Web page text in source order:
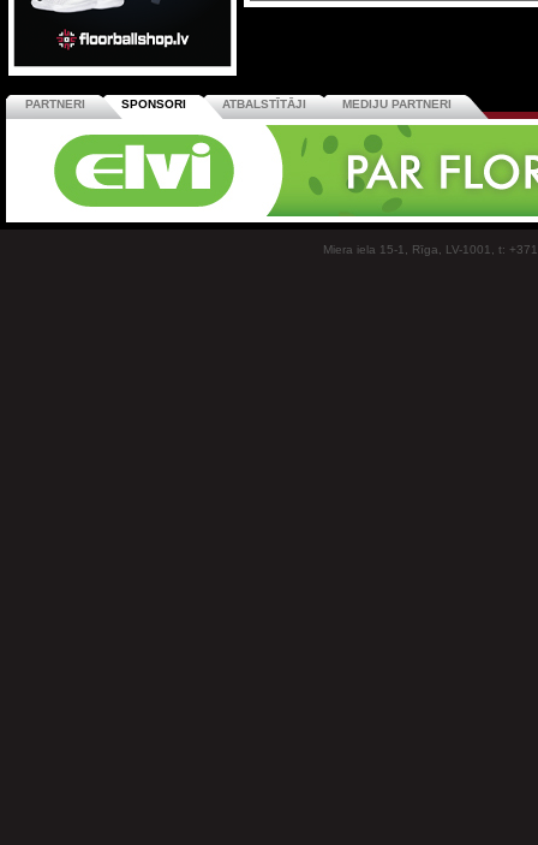
PARTNERI SPONSORI ATBALSTĪTĀJI MEDIJU PARTNERI
Miera iela 15-1, Rīga, LV-1001, t: